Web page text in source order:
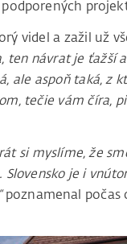
videl a zažil už
ten návrat je ťažší
ale aspoň taká, z
tečie vám číra,
si myslíme, že
je i
poznamenal počas